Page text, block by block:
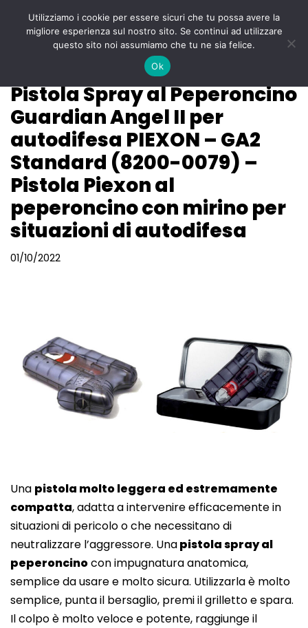
Menu
Pistola Spray al Peperoncino
Guardian Angel II per
autodifesa PIEXON – GA2
Standard (8200-0079) –
Pistola Piexon al
peperoncino con mirino per
situazioni di autodifesa
01/10/2022
Una pistola molto leggera ed estremamente
compatta, adatta a intervenire efficacemente in
situazioni di pericolo o che necessitano di
neutralizzare l’aggressore. Unapistola spray al
peperoncinocon impugnatura anatomica,
semplice da usare e molto sicura. Utilizzarla è molto
semplice, punta il bersaglio, premi il grilletto e spara.
Il colpo è molto veloce e potente, raggiunge il
Utilizziamo i cookie per essere sicuri che tu possa avere la
migliore esperienza sul nostro sito. Se continui ad utilizzare
questo sito noi assumiamo che tu ne sia felice.
Ok